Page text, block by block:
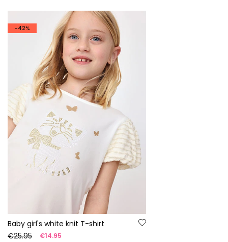
-42%
Baby girl's white knit T-shirt
€25.95
€14.95